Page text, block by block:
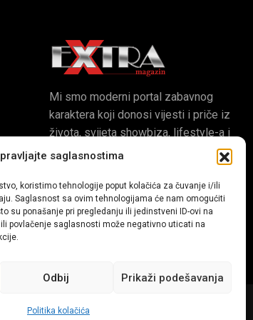
saglasnostima
koristimo tehnologije poput kolačića za čuvanje i/ili
Saglasnost sa ovim tehnologijama će nam omogućiti
su ponašanje pri pregledanju ili jedinstveni ID-ovi na
povlačenje saglasnosti može negativno uticati na
Odbij Prikaži podešavanja
Politika kolačića
Mi smo moderni portal zabavnog
karaktera koji donosi vijesti i priče iz
života, svijeta showbiza, lifestyle-a i
popularne kulture.